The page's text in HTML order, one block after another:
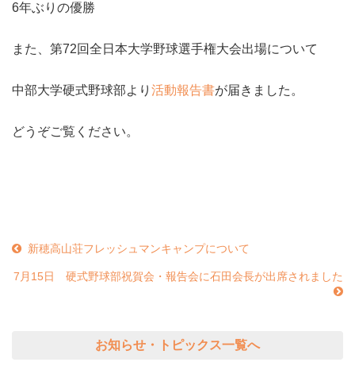
6年ぶりの優勝
また、第72回全日本大学野球選手権大会出場について
中部大学硬式野球部より 活動報告書が届きました。
どうぞご覧ください。
新穂高山荘フレッシュマンキャンプについて
7月15日 硬式野球部祝賀会・報告会に石田会長が出席されました
お知らせ・トピックス一覧へ